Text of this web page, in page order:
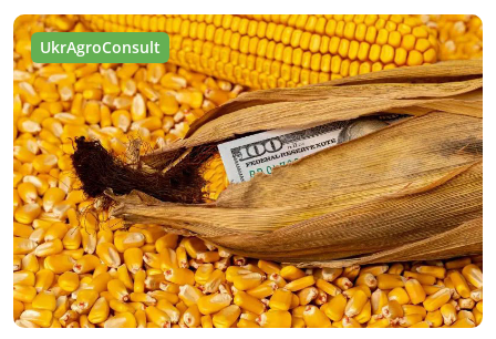
UkrAgroConsult